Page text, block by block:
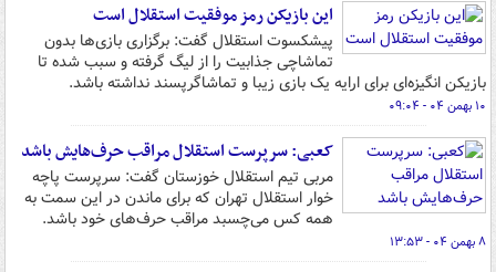
این بازیکن رمز موفقیت استقلال است
پیشکسوت استقلال گفت: برگزاری بازی‌ها بدون
تماشاچی جذابیت را از لیگ گرفته و سبب شده تا
بازیکن انگیزه‌ای برای ارایه یک بازی زیبا و تماشاگرپسند نداشته باشد.
۱۰ بهمن ۰۴ - ۰۹:۰۴
کعبی: سرپرست استقلال مراقب حرف‌هایش باشد
مربی تیم استقلال خوزستان گفت: سرپرست پاچه
خوار استقلال تهران که برای ماندن در این سمت به
همه کس می‌چسبد مراقب حرف‌های خود باشد.
۸ بهمن ۰۴ - ۱۳:۵۳